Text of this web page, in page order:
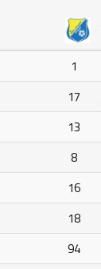
1
17
13
8
16
18
94